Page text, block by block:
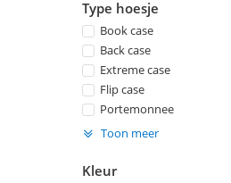
Type hoesje
Book case
Back case
Extreme case
Flip case
Portemonnee
Toon meer
Kleur